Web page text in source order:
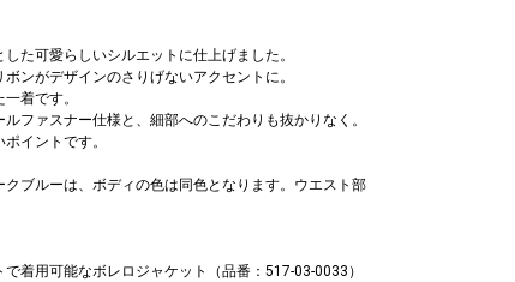
た可愛らしいシルエットに仕上げました。
ンがデザインのさりげないアクセントに。
着です。
ファスナー仕様と、細部へのこだわりも抜かりなく。
イントです。
ブルーは、ボディの色は同色となります。ウエスト部
着用可能なボレロジャケット（品番：517-03-0033）